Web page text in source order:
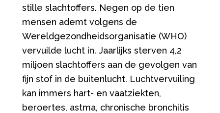
stille slachtoffers. Negen op de tien
mensen ademt volgens de
Wereldgezondheidsorganisatie (WHO)
vervuilde lucht in. Jaarlijks sterven 4,2
miljoen slachtoffers aan de gevolgen van
fijn stof in de buitenlucht. Luchtvervuiling
kan immers hart- en vaatziekten,
beroertes, astma, chronische bronchitis